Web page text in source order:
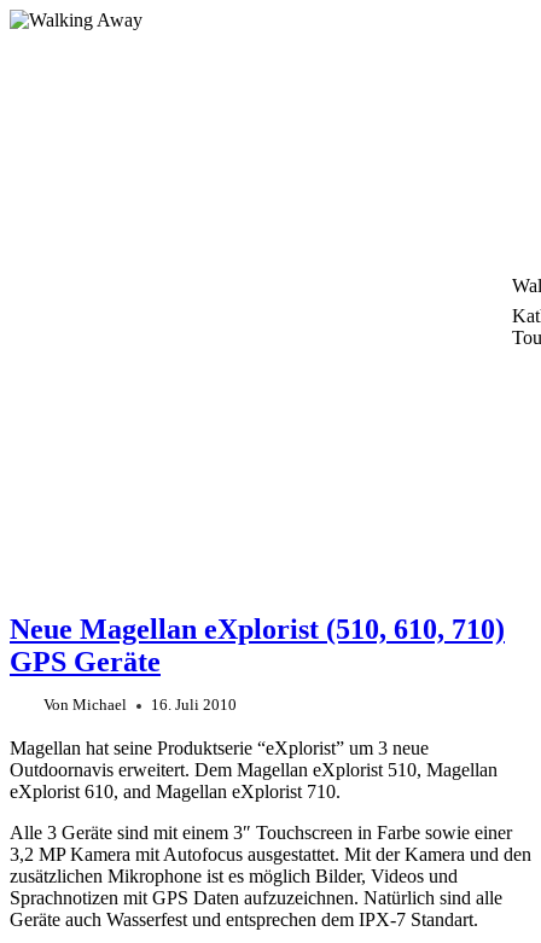
Zum
Neue Magellan eXplorist (510, 610, 710)
GPS Geräte
Von Michael 16. Juli 2010
Magellan hat seine Produktserie “eXplorist” um 3 neue
Outdoornavis erweitert. Dem Magellan eXplorist 510, Magellan
eXplorist 610, and Magellan eXplorist 710.
Alle 3 Geräte sind mit einem 3″ Touchscreen in Farbe sowie einer
3,2 MP Kamera mit Autofocus ausgestattet. Mit der Kamera und den
zusätzlichen Mikrophone ist es möglich Bilder, Videos und
Sprachnotizen mit GPS Daten aufzuzeichnen. Natürlich sind alle
Geräte auch Wasserfest und entsprechen dem IPX-7 Standart.